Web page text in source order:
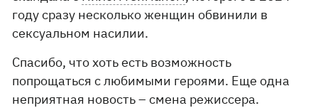
году сразу несколько женщин обвинили в
сексуальном насилии.
Спасибо, что хоть есть возможность
попрощаться с любимыми героями. Еще одна
неприятная новость – смена режиссера.